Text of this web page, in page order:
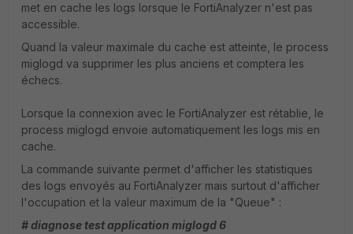
met en cache les logs lorsque le FortiAnalyzer n'est pas
accessible.
Quand la valeur maximale du cache est atteinte, le process
miglogd va supprimer les plus anciens et comptera les
échecs.
Lorsque la connexion avec le FortiAnalyzer est rétablie, le
process miglogd envoie automatiquement les logs mis en
cache.
La commande suivante permet d'afficher les statistiques
des logs envoyés au FortiAnalyzer mais surtout d'afficher
l'occupation et la valeur maximum de la "Queue" :
# diagnose test application miglogd 6